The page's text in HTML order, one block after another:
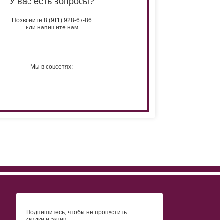
Позвоните 8 (911) 928-67-86
или напишите нам
Мы в соцсетях:
Подпишитесь, чтобы не пропустить